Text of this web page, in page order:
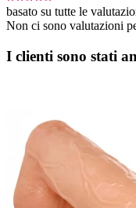
basato su tutte le
Non ci sono valutazioni
I clienti sono stati